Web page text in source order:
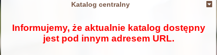
Katalog centralny
Informujemy, że aktualnie katalog dostępny
jest pod innym adresem URL.